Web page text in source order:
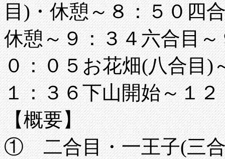
目)・休憩～８：５０四
休憩～９：３４六合目
０：０５お花畑(八合目)
１：３６下山開始～１
【概要】
① 二合目・一王子(三合